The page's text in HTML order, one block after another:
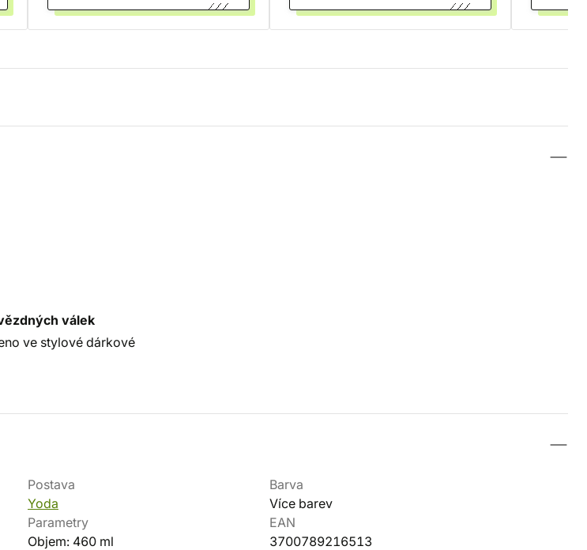
válek
ve stylové dárkové
Postava
Yoda
Barva
Více barev
Parametry
Objem: 460 ml
EAN
3700789216513